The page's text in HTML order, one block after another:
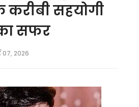
करीबी सहयोगी
सफर
07, 2026